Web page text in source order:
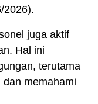
2026).
juga aktif
Hal ini
terutama
memahami